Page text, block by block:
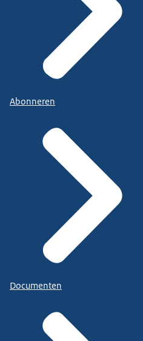
Abonneren
Documenten